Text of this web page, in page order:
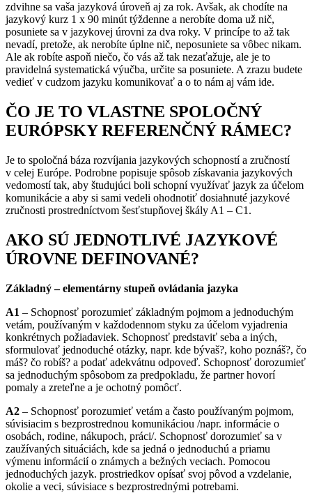
zdvihne sa vaša jazyková úroveň aj za rok. Avšak, ak chodíte na
jazykový kurz 1 x 90 minút týždenne a nerobíte doma už nič,
posuniete sa v jazykovej úrovni za dva roky. V princípe to až tak
nevadí, pretože, ak nerobíte úplne nič, neposuniete sa vôbec nikam.
Ale ak robíte aspoň niečo, čo vás až tak nezaťažuje, ale je to
pravidelná systematická výučba, určite sa posuniete. A zrazu budete
vedieť v cudzom jazyku komunikovať a o to nám aj vám ide.
ČO JE TO VLASTNE SPOLOČNÝ
EURÓPSKY REFERENČNÝ RÁMEC?
Je to spoločná báza rozvíjania jazykových schopností a zručností
v celej Európe. Podrobne popisuje spôsob získavania jazykových
vedomostí tak, aby študujúci boli schopní využívať jazyk za účelom
komunikácie a aby si sami vedeli ohodnotiť dosiahnuté jazykové
zručnosti prostredníctvom šesťstupňovej škály A1 – C1.
AKO SÚ JEDNOTLIVÉ JAZYKOVÉ
ÚROVNE DEFINOVANÉ?
Základný – elementárny stupeň ovládania jazyka
A1 – Schopnosť porozumieť základným pojmom a jednoduchým
vetám, používaným v každodennom styku za účelom vyjadrenia
konkrétnych požiadaviek. Schopnosť predstaviť seba a iných,
sformulovať jednoduché otázky, napr. kde bývaš?, koho poznáš?, čo
máš? čo robíš? a podať adekvátnu odpoveď. Schopnosť dorozumieť
sa jednoduchým spôsobom za predpokladu, že partner hovorí
pomaly a zreteľne a je ochotný pomôcť.
A2 – Schopnosť porozumieť vetám a často používaným pojmom,
súvisiacim s bezprostrednou komunikáciou /napr. informácie o
osobách, rodine, nákupoch, práci/. Schopnosť dorozumieť sa v
zaužívaných situáciách, kde sa jedná o jednoduchú a priamu
výmenu informácií o známych a bežných veciach. Pomocou
jednoduchých jazyk. prostriedkov opísať svoj pôvod a vzdelanie,
okolie a veci, súvisiace s bezprostrednými potrebami.